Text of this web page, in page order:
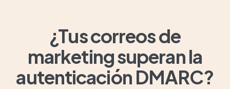
¿Tus correos de
marketing superan la
autenticación DMARC?